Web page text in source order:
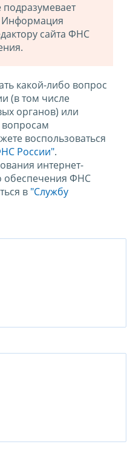
Информация
сайта ФНС
какой-либо вопрос
(в том числе
органов) или
вопросам
воспользоваться
России".
интернет-
обеспечения ФНС
в "Службу